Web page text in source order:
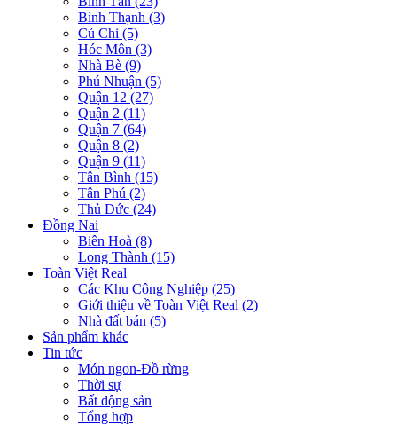
Bình Thạnh (3)
Củ Chi (5)
Hóc Môn (3)
Nhà Bè (9)
Phú Nhuận (5)
Quận 12 (27)
Quận 2 (11)
Quận 7 (64)
Quận 8 (2)
Quận 9 (11)
Tân Bình (15)
Tân Phú (2)
Thủ Đức (24)
Đồng Nai
Biên Hoà (8)
Long Thành (15)
Toàn Việt Real
Các Khu Công Nghiệp (25)
Giới thiệu về Toàn Việt Real (2)
Nhà đất bán (5)
Sản phẩm khác
Tin tức
Món ngon-Đồ rừng
Thời sự
Bất động sản
Tổng hợp